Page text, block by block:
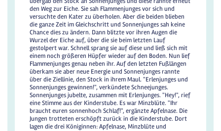
den Weg zur Eiche. Sie sah Flammenjunges vor sich und
versuchte den Kater zu überholen. Aber die beiden blieben
die ganze Zeit im Gleichschritt und Sonnenjunges sah keine
Chance dies zu ändern. Dann blitzte vor ihren Augen die
Wurzel der Eiche auf, über die sie beim letzten Lauf
gestolpert war. Schnell sprang sie auf diese und ließ sich mit
einem noch größeren Hüpfer wieder auf den Boden. Nun lief
Flammenjunges genau neben ihr. Auf den letzten Fußlängen
überkam sie aber neue Energie und Sonnenjunges rannte
über die Ziellinie, den Stock in ihrem Maul. "Erlenjunges und
Sonnenjunges gewinnen!", verkündete Schneejunges.
Sonnenjunges jubelte, zusammen mit Erlenjunges. "Hey!", rief
eine Stimme aus der Kinderstube. Es war Minzblüte. "Ihr
braucht euren sonnenhoch Schlaf!", ergänzte Apfelnase. Die
Jungen trotteten erschöpft zurück in die Kinderstube. Dort
lagen die drei Königinnen: Apfelnase, Minzblüte und